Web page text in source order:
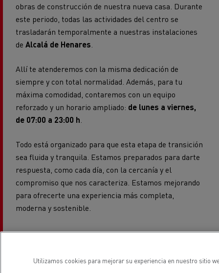
obras de construcción de nuestra nueva casa. Durante
este periodo, todas las actividades del centro se
trasladarán temporalmente a nuestras instalaciones
de Alcalá de Henares
Allí te atenderemos con la misma dedicación de
siempre y con total normalidad. Además, para tu
máxima comodidad, contaremos con un equipo
reforzado y un horario ampliado: de lunes a viernes,
de 07:00 a 23:00 h
Todo está organizado para que esta etapa de transición
sea fluida y tranquila. Estamos preparados para darte
respuesta, como cada día, con la cercanía y el
compromiso que nos caracteriza. Estamos mejorando
para ofrecerte una experiencia más completa,
moderna y sostenible.
Renault Truck Center S.A.U Alcalá
Utilizamos cookies para mejorar su experiencia en nuestro sitio